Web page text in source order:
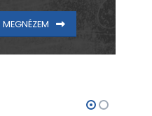
MEGNÉZEM